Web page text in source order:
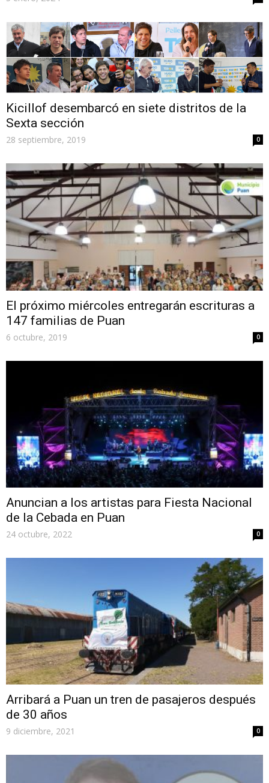
Kicillof desembarcó en siete distritos de la
Sexta sección
28 septiembre, 2019 0
El próximo miércoles entregarán escrituras a
147 familias de Puan
6 octubre, 2019 0
Anuncian a los artistas para Fiesta Nacional
de la Cebada en Puan
24 octubre, 2022 0
Arribará a Puan un tren de pasajeros después
de 30 años
9 diciembre, 2021 0